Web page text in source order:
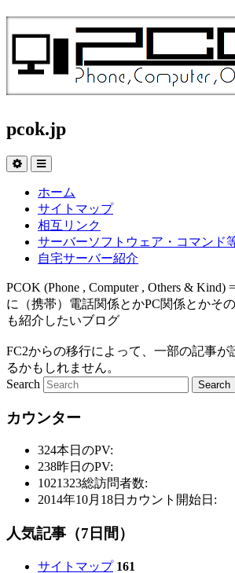
pcok.jp
ホーム
サイトマップ
相互リンク
サーバーソフトウェア・コマンド
自宅サーバー紹介
PCOK (Phone , Computer , Others &
に（携帯）電話関係とかPC関係とかそ
も紹介したいブログ
FC2からの移行によって、一部の記事が
るかもしれません。
Search
カウンター
324本日のPV:
238昨日のPV:
1021323総訪問者数:
2014年10月18日 カウント開始日:
人気記事（7日間）
サイトマップ 161